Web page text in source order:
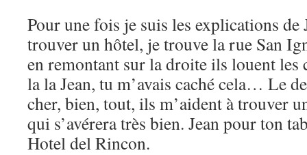
Pour une fois je suis les explications de
trouver un hôtel, je trouve la rue San
en remontant sur la droite ils louent les
la la Jean, tu m’avais caché cela… Le
cher, bien, tout, ils m’aident à trouver
qui s’avérera très bien. Jean pour ton
Hotel del Rincon.